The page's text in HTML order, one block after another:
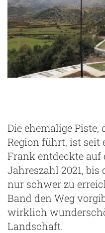
Die ehemalige
Region führt, ist seit
Frank entdeckte auf
Jahreszahl 2021,
nur schwer zu
Band den Weg
wirklich
Landschaft.